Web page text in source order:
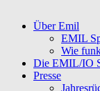
Über Emil
EMIL
Wie
Die EMIL/IO
Presse